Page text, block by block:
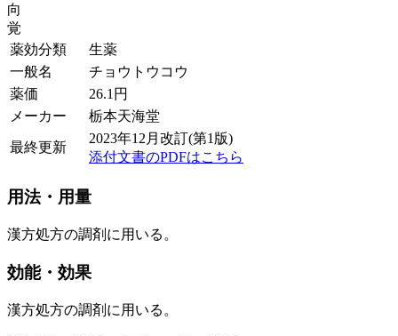
向
覚
薬効分類
生薬
一般名
チョウトウコウ
薬価
26.1 円
メーカー
栃本天海堂
最終更新
2023年12月改訂(第1版)
添付文書のPDFはこちら
用法・用量
漢方処方の調剤に用いる。
効能・効果
漢方処方の調剤に用いる。